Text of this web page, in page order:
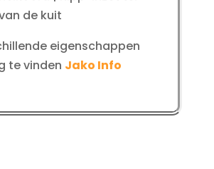
de kuit
eigenschappen
te vinden Jako Info